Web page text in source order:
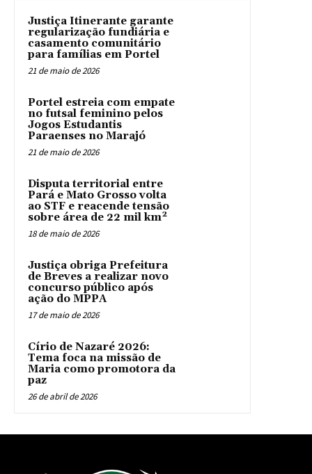
Justiça Itinerante garante
regularização fundiária e
casamento comunitário
para famílias em Portel
21 de maio de 2026
Portel estreia com empate
no futsal feminino pelos
Jogos Estudantis
Paraenses no Marajó
21 de maio de 2026
Disputa territorial entre
Pará e Mato Grosso volta
ao STF e reacende tensão
sobre área de 22 mil km²
18 de maio de 2026
Justiça obriga Prefeitura
de Breves a realizar novo
concurso público após
ação do MPPA
17 de maio de 2026
Círio de Nazaré 2026:
Tema foca na missão de
Maria como promotora da
paz
26 de abril de 2026